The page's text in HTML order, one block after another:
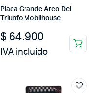
Placa Grande Arco Del
Triunfo Moblihouse
$ 64.900
IVA incluido